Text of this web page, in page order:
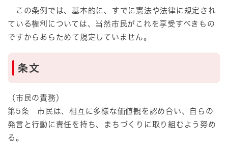
この条例では、基本的に、すでに憲法や法律に規定され
ている権利については、当然市民がこれを享受すべきもの
ですからあらためて規定していません。
条文
（市民の責務）
第5条 市民は、相互に多様な価値観を認め合い、自らの
発言と行動に責任を持ち、まちづくりに取り組むよう努め
る。